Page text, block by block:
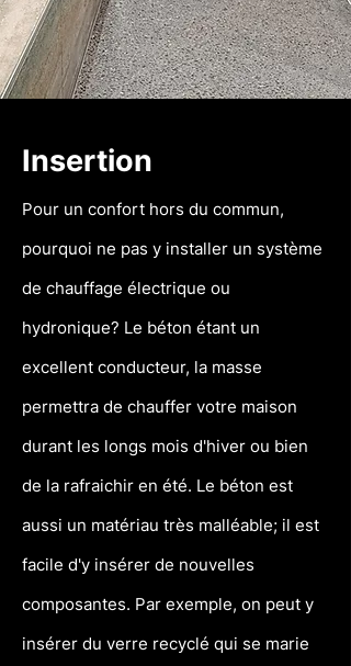
Insertion
Pour un confort hors du commun,
pourquoi ne pas y installer un système
de chauffage électrique ou
hydronique? Le béton étant un
excellent conducteur, la masse
permettra de chauffer votre maison
durant les longs mois d'hiver ou bien
de la rafraichir en été. Le béton est
aussi un matériau très malléable; il est
facile d'y insérer de nouvelles
composantes. Par exemple, on peut y
insérer du verre recyclé qui se marie